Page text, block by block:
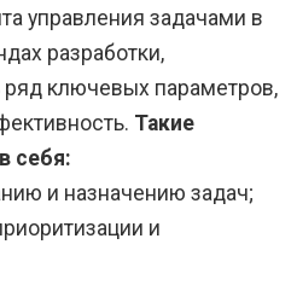
управления задачами в
разработки,
ключевых параметров,
Такие
себя:
и назначению задач;
и